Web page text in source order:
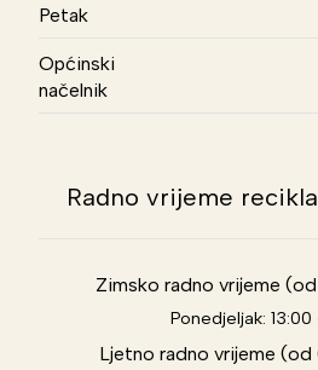
Petak
Općinski
načelnik
Radno vrijeme
Zimsko radno vrijeme (od
Ponedjeljak: 13:00
Ljetno radno vrijeme (od